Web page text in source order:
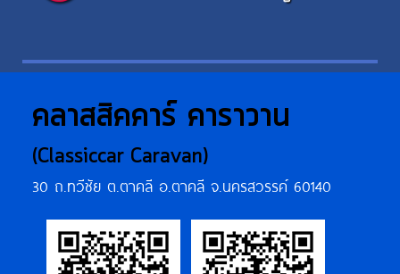
คลาสสิคคาร์ คาราวาน
(Classiccar Caravan)
30 ถ.ทวีชัย ต.ตาคลี อ.ตาคลี จ.นครสวรรค์ 60140